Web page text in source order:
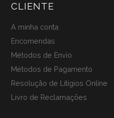
CLIENTE
A minha conta
Encomendas
Métodos de Envio
Métodos de Pagamento
Resolução de Litígios Online
Livro de Reclamações